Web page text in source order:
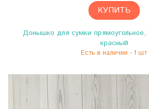
КУПИТЬ
Донышко для сумки
красный
Есть в наличии - 1 шт